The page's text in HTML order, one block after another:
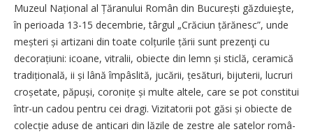
Muzeul Național al Ță­ra­nului Român din Bucu­rești găz­duieşte,
în perioada 13-15 decembrie, târgul „Crăciun țără­nesc”, unde
meș­teri și artizani din toate col­țu­rile țării sunt prezenţi cu
decorațiuni: icoane, vitralii, obiecte din lemn și sticlă, ceramică
tra­di­țională, ii și lână împâslită, jucării, țesături, bijuterii, lucruri
croșetate, păpuși, coronițe și multe altele, care se pot constitui
într-un cadou pentru cei dragi. Vizitatorii pot găsi și obiecte de
colecție aduse de anticari din lăzile de zestre ale satelor ro­mâ­